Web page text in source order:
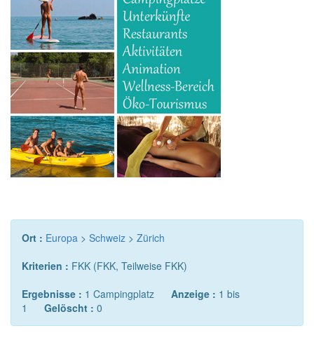
Ort : Europa > Schweiz > Zürich
Kriterien : FKK (FKK, Teilweise FKK)
Ergebnisse : 1 Campingplatz Anzeige : 1 bis
1 Gelöscht : 0